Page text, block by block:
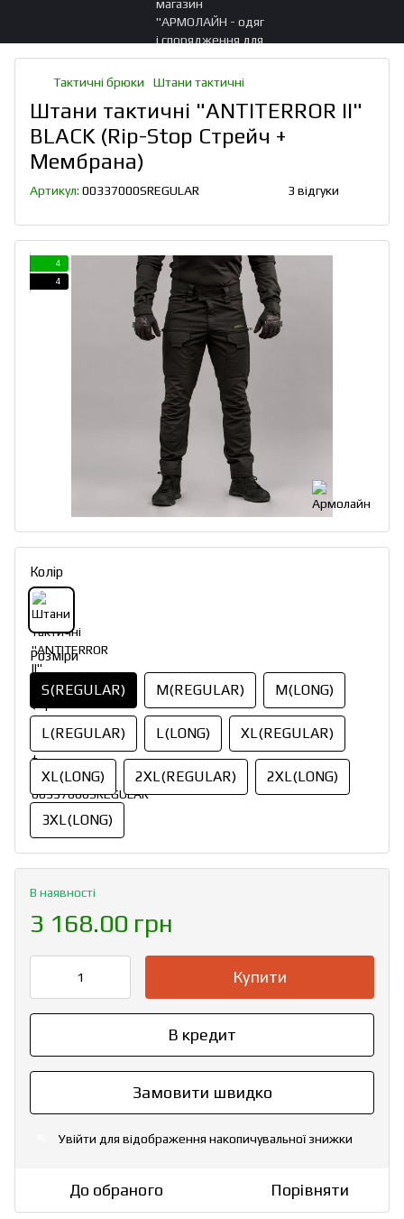
Тактичні брюки Штани тактичні
Штани тактичні "ANTITERROR II"
BLACK (Rip-Stop Стрейч +
Мембрана)
Артикул: 00337000SREGULAR 3 відгуки
4
4
Колір
Розміри
S(REGULAR) M(REGULAR) M(LONG)
L(REGULAR) L(LONG) XL(REGULAR)
XL(LONG) 2XL(REGULAR) 2XL(LONG)
3XL(LONG)
В наявності
3 168.00 грн
Купити
В кредит
Замовити швидко
Увійти для відображення накопичувальної знижки
До обраного Порівняти